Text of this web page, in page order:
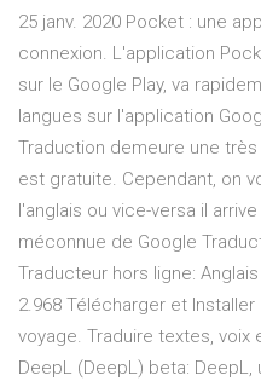
25 janv. 2020 Pocket : une
connexion. L'application
sur le Google Play, va
langues sur l'application
Traduction demeure une
est gratuite. Cependant, on
l'anglais ou vice-versa il
méconnue de Google
Traducteur hors ligne:
2.968 Télécharger et
voyage. Traduire textes,
DeepL (DeepL) beta: